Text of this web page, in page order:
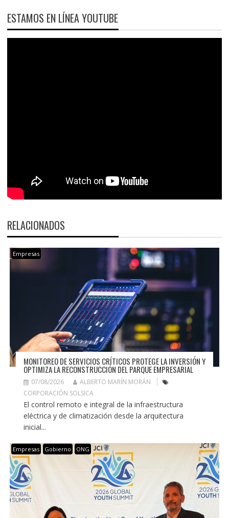
ESTAMOS EN LÍNEA YOUTUBE
RELACIONADOS
Empresas
MONITOREO DE SERVICIOS CRÍTICOS PROTEGE LA INVERSIÓN Y
OPTIMIZA LA RECONSTRUCCIÓN DEL PARQUE EMPRESARIAL
07/08/2026
ALBERTO MARÍN MORÁN
CORPORACIÓN SOLSICA
El control remoto e integral de la infraestructura
eléctrica y de climatización desde la arquitectura
inicial...
Empresas Gobierno ONG